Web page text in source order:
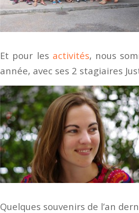
Et pour les activités, nous
année, avec ses 2 stagiaires
Quelques souvenirs de l’an